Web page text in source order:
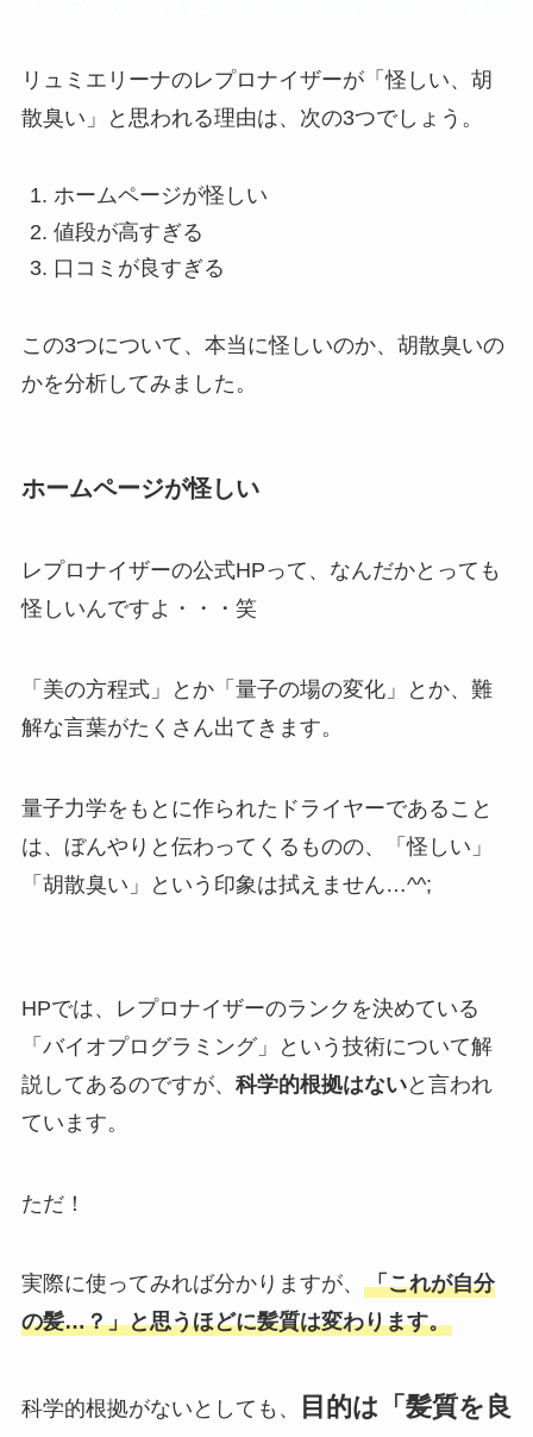
リュミエリーナのレプロナイザーが「怪しい、胡
散臭い」と思われる理由は、次の3つでしょう。
ホームページが怪しい
値段が高すぎる
口コミが良すぎる
この3つについて、本当に怪しいのか、胡散臭いの
かを分析してみました。
ホームページが怪しい
レプロナイザーの公式HPって、なんだかとっても
怪しいんですよ・・・笑
「美の方程式」とか「量子の場の変化」とか、難
解な言葉がたくさん出てきます。
量子力学をもとに作られたドライヤーであること
は、ぼんやりと伝わってくるものの、「怪しい」
「胡散臭い」という印象は拭えません…^^;
HPでは、レプロナイザーのランクを決めている
「バイオプログラミング」という技術について解
説してあるのですが、 科学的根拠はないと言われ
ています。
ただ！
実際に使ってみれば分かりますが、 「これが自分
の髪…？」と思うほどに髪質は変わります。
科学的根拠がないとしても、 目的は「髪質を良